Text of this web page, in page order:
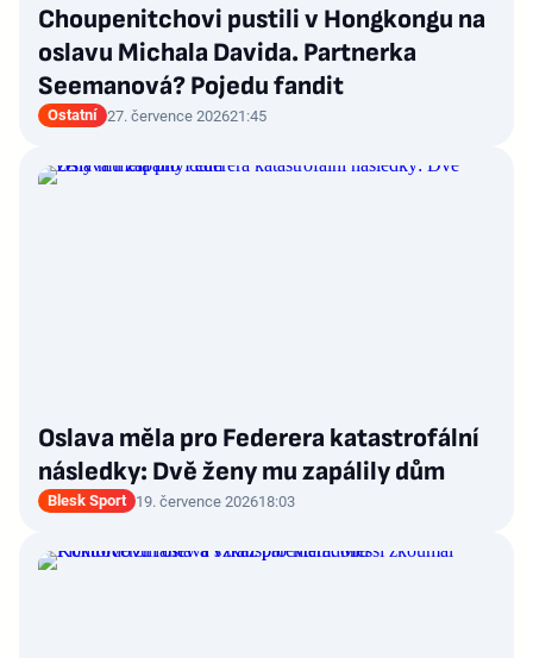
Choupenitchovi pustili v Hongkongu na
oslavu Michala Davida. Partnerka
Seemanová? Pojedu fandit
Ostatní 27. července 202621:45
Oslava měla pro Federera katastrofální
následky: Dvě ženy mu zapálily dům
Blesk Sport 19. července 202618:03